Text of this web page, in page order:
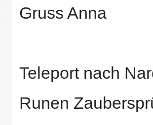
Gruss Anna
Teleport nach
Runen